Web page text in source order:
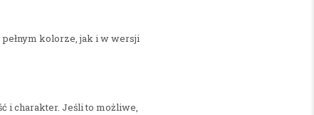
kolorze, jak i w wersji
i charakter. Jeśli to możliwe,